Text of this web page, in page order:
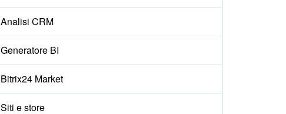
Analisi CRM
Generatore BI
Bitrix24 Market
Siti e store